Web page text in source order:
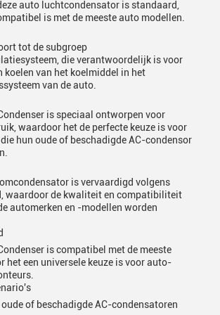
een bericht achter
bellen je snel terug!
auto luchtcondensator is standaard,
is met de meeste auto modellen.
tot de subgroep
die verantwoordelijk is voor
koelen van het koelmiddel in het
van de auto.
is speciaal ontworpen voor
waardoor het de perfecte keuze is voor
hun oude of beschadigde AC-condensor
is vervaardigd volgens
waardoor de kwaliteit en compatibiliteit
automerken en -modellen worden
is compatibel met de meeste
het een universele keuze is voor auto-
of beschadigde AC-condensatoren